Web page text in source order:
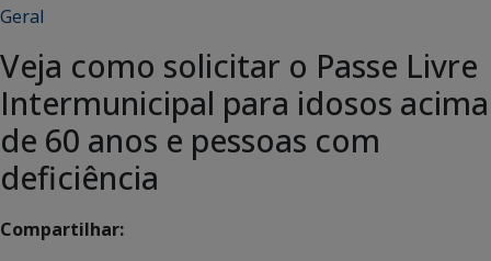
Geral
Veja como solicitar o Passe Livre
Intermunicipal para idosos acima
de 60 anos e pessoas com
deficiência
Compartilhar: